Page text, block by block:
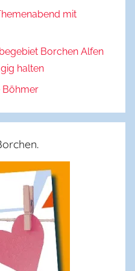
mit
Borchen Alfen
halten
Böhmer